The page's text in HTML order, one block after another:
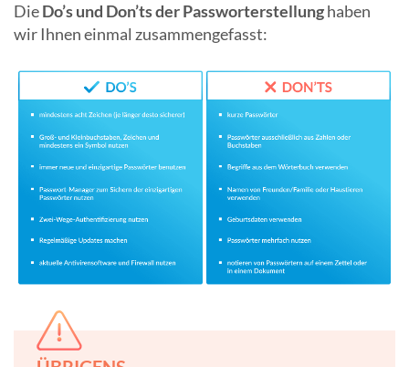
DieDo’s und Don’ts der Passworterstellunghaben
wir Ihnen einmal zusammengefasst: